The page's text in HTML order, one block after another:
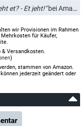
et? - Et jeht!"bei Amazon.de
wir Provisionen im Rahmen
für Käufer,
& Versandkosten.
)
stammen von Amazon.
jederzeit geändert oder